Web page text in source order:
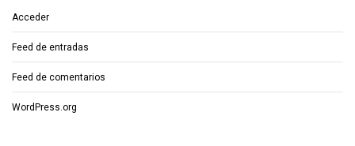
Acceder
Feed de entradas
Feed de comentarios
WordPress.org